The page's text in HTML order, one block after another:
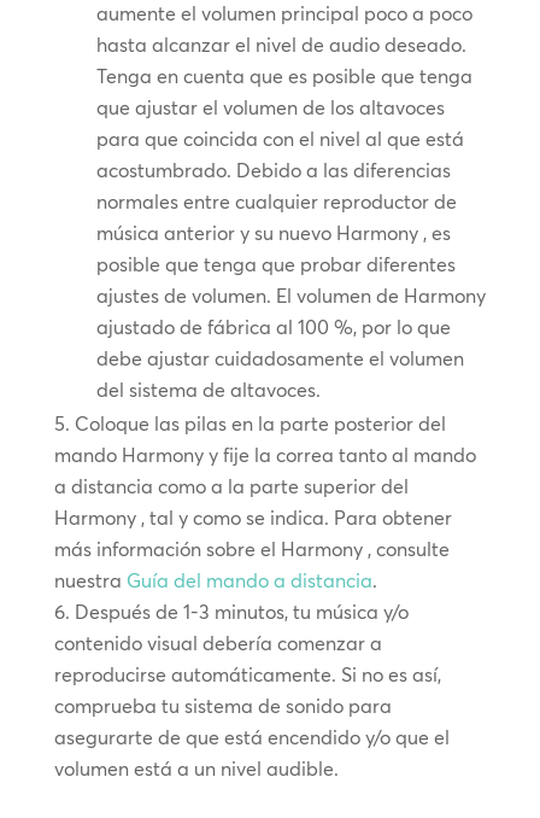
aumente el volumen principal poco a poco
hasta alcanzar el nivel de audio deseado.
Tenga en cuenta que es posible que tenga
que ajustar el volumen de los altavoces
para que coincida con el nivel al que está
acostumbrado. Debido a las diferencias
normales entre cualquier reproductor de
música anterior y su nuevo Harmony , es
posible que tenga que probar diferentes
ajustes de volumen. El volumen de Harmony
ajustado de fábrica al 100 %, por lo que
debe ajustar cuidadosamente el volumen
del sistema de altavoces.
Coloque las pilas en la parte posterior del
mando Harmony y fije la correa tanto al mando
a distancia como a la parte superior del
Harmony , tal y como se indica. Para obtener
más información sobre el Harmony , consulte
nuestra Guía del mando a distancia.
Después de 1-3 minutos, tu música y/o
contenido visual debería comenzar a
reproducirse automáticamente. Si no es así,
comprueba tu sistema de sonido para
asegurarte de que está encendido y/o que el
volumen está a un nivel audible.